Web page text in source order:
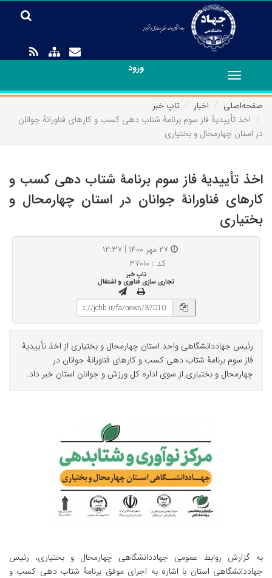
ورود
Toggle
navigation
صفحه‌اصلی
اخبار
تاپ خبر
اخذ تأییدیۀ فاز سوم برنامۀ شتاب دهی کسب و کارهای فناورانۀ جوانان
در استان چهارمحال و بختیاری
اخذ تأییدیۀ فاز سوم برنامۀ شتاب دهی کسب و
کارهای فناورانۀ جوانان در استان چهارمحال و
بختیاری
۲۷ مهر ۱۴۰۰ | ۱۲:۳۷
کد : ۳۷۰۱۰
تاپ خبر
تجاری سازی فناوری و اشتغال
رئیس جهاددانشگاهی واحد استان چهارمحال و بختیاری از اخذ تأییدیۀ
فاز سوم برنامۀ شتاب دهی کسب و کارهای فناورانۀ جوانان در
چهارمحال و بختیاری از سوی اداره کل ورزش و جوانان استان خبر داد.
به گزارش روابط عمومی جهاددانشگاهی چهارمحال و بختیاری، رئیس
جهاددانشگاهی استان با اشاره به اجرای موفق برنامۀ شتاب دهی کسب و